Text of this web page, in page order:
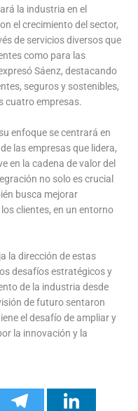
la industria en el
el crecimiento del sector,
de servicios diversos que
como para las
Sáenz, destacando
seguros y sostenibles,
cuatro empresas.
enfoque se centrará en
las empresas que lidera,
en la cadena de valor del
no solo es crucial
busca mejorar
clientes, en un entorno
la dirección de estas
desafíos estratégicos y
de la industria desde
de futuro sentaron
el desafío de ampliar y
la innovación y la